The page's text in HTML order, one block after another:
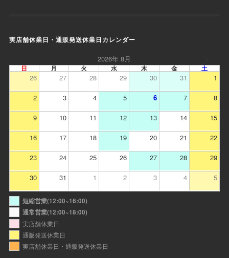
実店舗休業日・通販発送休業日カレンダー
2026年 8月
日 月 火 水 木 金 土
26 27 28 29 30 31 1
2 3 4 5 6 7 8
9 10 11 12 13 14 15
16 17 18 19 20 21 22
23 24 25 26 27 28 29
30 31 1 2 3 4 5
短縮営業(12:00~16:00)
通常営業(12:00~18:00)
実店舗休業日
通販発送休業日
実店舗休業日・通販発送休業日